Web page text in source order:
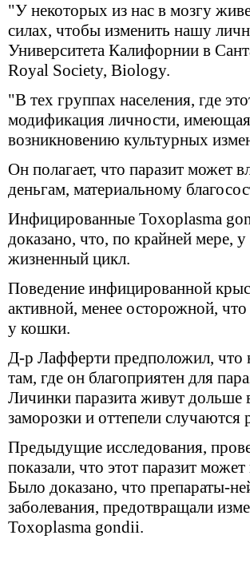
"У некоторых из нас в мозгу
силах, чтобы изменить нашу
Университета Калифорнии в
Royal Society, Biology.
"В тех группах населения, где
модификация личности,
возникновению культурных
Он полагает, что паразит может
деньгам, материальному
Инфицированные Toxoplasma
доказано, что, по крайней мере,
жизненный цикл.
Поведение инфицированной
активной, менее осторожной,
у кошки.
Д-р Лафферти предположил, что
там, где он благоприятен для
Личинки паразита живут дольше
заморозки и оттепели случаются
Предыдущие исследования,
показали, что этот паразит
Было доказано, что препараты-
заболевания, предотвращали
Toxoplasma gondii.